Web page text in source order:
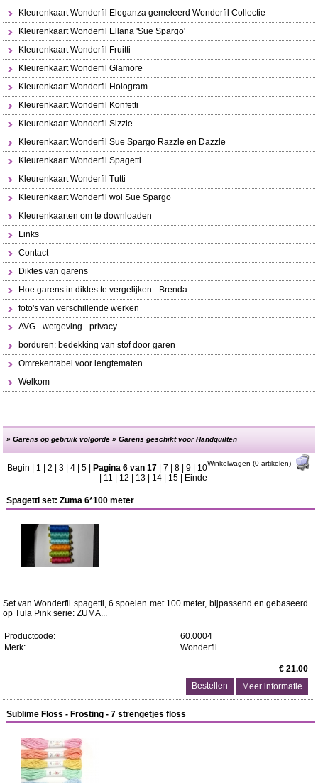
Kleurenkaart Wonderfil Eleganza gemeleerd Wonderfil Collectie
Kleurenkaart Wonderfil Ellana 'Sue Spargo'
Kleurenkaart Wonderfil Fruitti
Kleurenkaart Wonderfil Glamore
Kleurenkaart Wonderfil Hologram
Kleurenkaart Wonderfil Konfetti
Kleurenkaart Wonderfil Sizzle
Kleurenkaart Wonderfil Sue Spargo Razzle en Dazzle
Kleurenkaart Wonderfil Spagetti
Kleurenkaart Wonderfil Tutti
Kleurenkaart Wonderfil wol Sue Spargo
Kleurenkaarten om te downloaden
Links
Contact
Diktes van garens
Hoe garens in diktes te vergelijken - Brenda
foto's van verschillende werken
AVG - wetgeving - privacy
borduren: bedekking van stof door garen
Omrekentabel voor lengtematen
Welkom
»Garens op gebruik volgorde »Garens geschikt voor Handquilten
Winkelwagen (0 artikelen)
Spagetti set: Zuma 6*100 meter
Set van Wonderfil spagetti, 6 spoelen met 100 meter, bijpassend en gebaseerd
op Tula Pink serie: ZUMA...
Productcode:
60.0004
Merk:
Wonderfil
€ 21.00
Meer informatie
Sublime Floss - Frosting - 7 strengetjes floss
Begin 1 2 3| 4| 5| Pagina 6 van 17 7 8| 9|
10
11 12 13| 14| 15| Einde